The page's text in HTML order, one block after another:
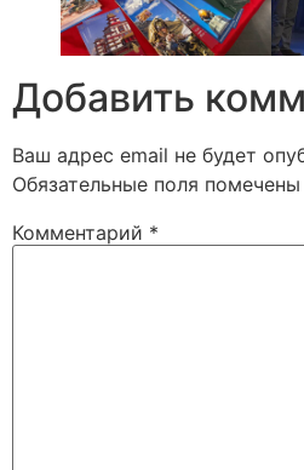
Добавить
Ваш адрес email не будет
Обязательные поля помечены
Комментарий *